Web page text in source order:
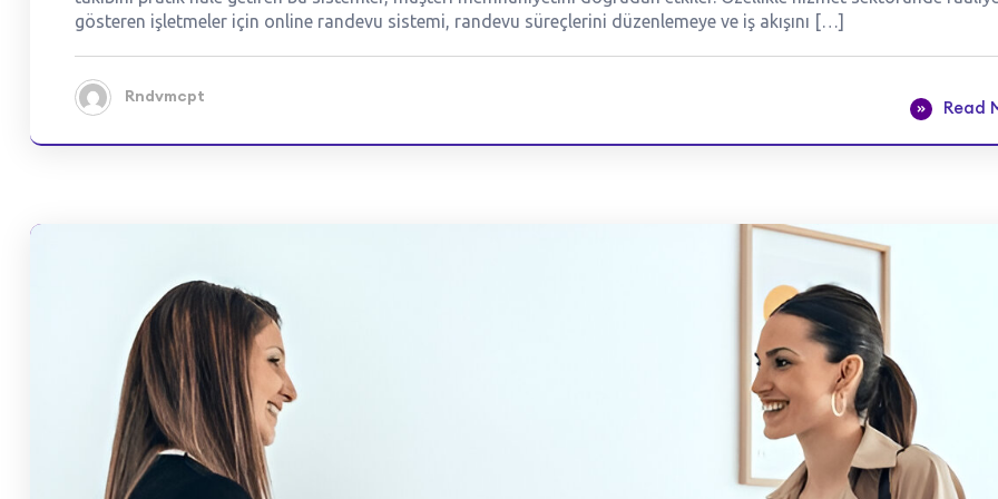
gösteren işletmeler için online randevu sistemi, randevu süreçlerini düzenlemeye ve iş akışını […]
Rndvmcpt
Read